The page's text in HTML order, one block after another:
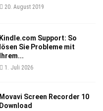
20. August 2019
Kindle.com Support: So
lösen Sie Probleme mit
Ihrem...
1. Juli 2026
Movavi Screen Recorder 10
Download